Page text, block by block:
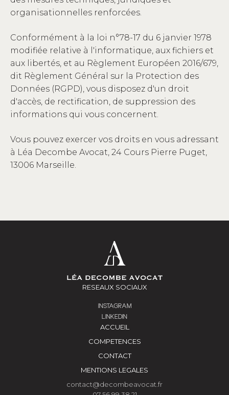
organisationnelles renforcées.
Conformément à la loi n°78-17 du 6 janvier 1978
modifiée relative à l'informatique, aux fichiers et
aux libertés, et au Règlement Européen 2016/679,
dit Règlement Général sur la Protection des
Données (RGPD), vous disposez d'un droit
d'accès, de rectification, de suppression des
informations qui vous concernent.
Vous pouvez exercer vos droits en vous adressant
à Léa Decombe Avocat, 24 Cours Pierre Puget,
13006 Marseille.
RESEAUX SOCIAUX
INSTAGRAM
LINKEDIN
ACCUEIL
COMPETENCES
CONTACT
MENTIONS LEGALES
contact@decombeavocat.fr